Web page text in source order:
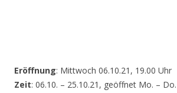
Eröffnung: Mittwoch 06.10.21, 19.00 Uhr
Zeit: 06.10. – 25.10.21, geöffnet Mo. –